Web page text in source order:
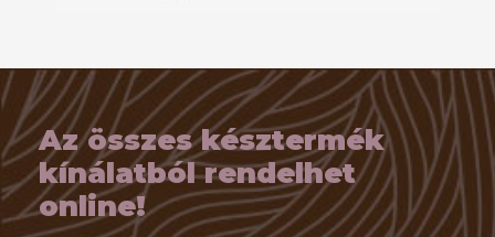
Az összes késztermék
kínálatból rendelhet
online!